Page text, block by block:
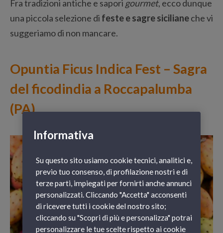
Fra tradizioni antiche e sapori gourmet, ecco dunque
una piccola selezione di feste e sagre sicilianeche vi
suggeriamo di non mancare.
Opuntia Ficus Indica Fest – Sagra
del ficodindia a Roccapalumba
(PA)
Informativa
Su questo sito usiamo cookie tecnici, analitici e,
previo tuo consenso, di profilazione nostri e di
terze parti, impiegati per fornirti anche annunci
personalizzati. Cliccando "Accetta" acconsenti
di ricevere tutti i cookie del nostro sito;
cliccando su "Scopri di più e personalizza" potrai
personalizzare le tue scelte rispetto ai cookie